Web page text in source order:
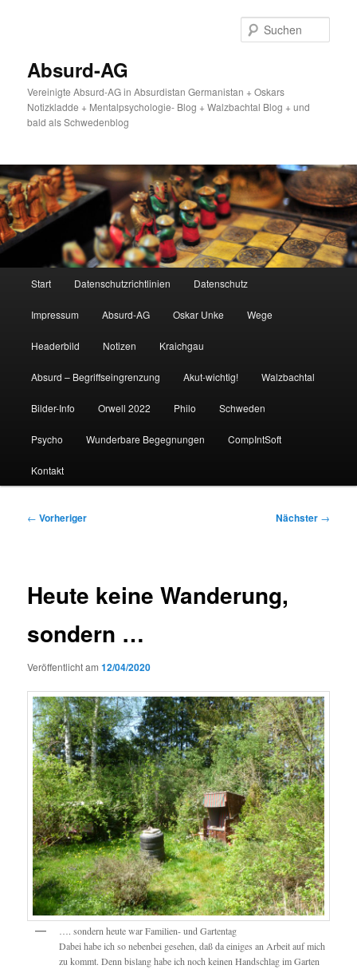
Absurd-AG
Vereinigte Absurd-AG in Absurdistan Germanistan + Oskars
Notizkladde + Mentalpsychologie- Blog + Walzbachtal Blog + und
bald als Schwedenblog
Start Datenschutzrichtlinien Datenschutz
Impressum Absurd-AG Oskar Unke Wege
Headerbild Notizen Kraichgau
Absurd – Begriffseingrenzung Akut-wichtig! Walzbachtal
Bilder-Info Orwell 2022 Philo Schweden
Psycho Wunderbare Begegnungen CompIntSoft
Kontakt
Beitragsnavigation
← Vorheriger Nächster →
Heute keine Wanderung,
sondern …
Veröffentlicht am12/04/2020
…. sondern heute war Familien- und Gartentag
Dabei habe ich so nebenbei gesehen, daß da einiges an Arbeit auf mich
zu kommt. Denn bislang habe ich noch keinen Handschlag im Garten